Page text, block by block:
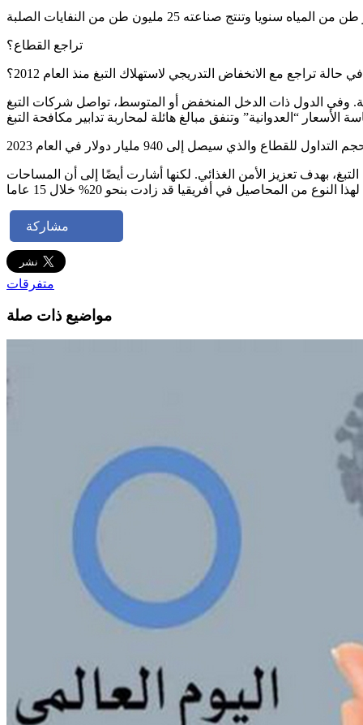
تراجع القطاع؟
تراجع مع الانخفاض التدريجي لاستهلاك التبغ منذ العام 2012؟
وفي الدول ذات الدخل المنخفض أو المتوسط، تواصل شركات التبغ
بهدف تعزيز الأمن الغذائي. لكنها أشارت أيضًا إلى أن المساحات
مشاركة
متفرقات
مواضيع ذات صلة